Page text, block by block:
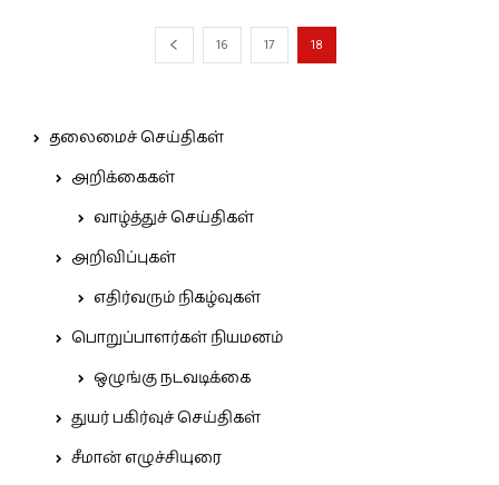
16 17 18
தலைமைச் செய்திகள்
அறிக்கைகள்
வாழ்த்துச் செய்திகள்
அறிவிப்புகள்
எதிர்வரும் நிகழ்வுகள்
பொறுப்பாளர்கள் நியமனம்
ஒழுங்கு நடவடிக்கை
துயர் பகிர்வுச் செய்திகள்
சீமான் எழுச்சியுரை